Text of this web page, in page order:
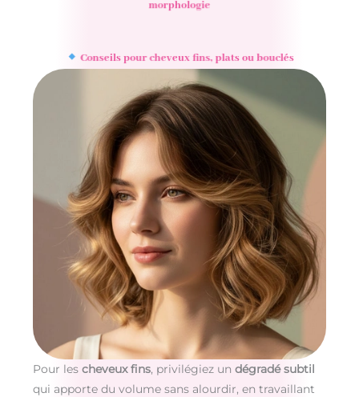
morphologie
Conseils pour cheveux fins, plats ou bouclés
Pour les cheveux fins, privilégiez un dégradé subtil
qui apporte du volume sans alourdir, en travaillant